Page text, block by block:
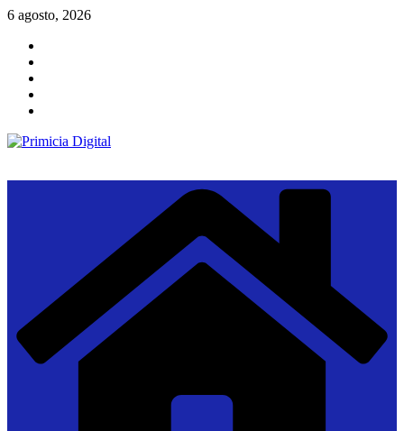
Saltar
contenido
6 agosto, 2026